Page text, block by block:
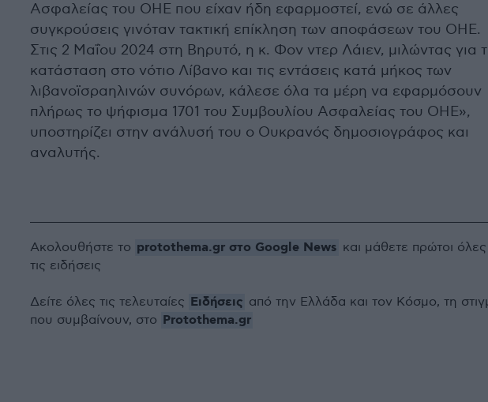
Ασφαλείας του ΟΗΕ που είχαν ήδη εφαρμοστεί, ενώ σε άλλες
συγκρούσεις γινόταν τακτική επίκληση των αποφάσεων του ΟΗΕ.
Στις 2 Μαΐου 2024 στη Βηρυτό, η κ. Φον ντερ Λάιεν, μιλώντας για
κατάσταση στο νότιο Λίβανο και τις εντάσεις κατά μήκος των
λιβανοϊσραηλινών συνόρων, κάλεσε όλα τα μέρη να εφαρμόσουν
πλήρως το ψήφισμα 1701 του Συμβουλίου Ασφαλείας του ΟΗΕ»,
υποστηρίζει στην ανάλυσή του ο Ουκρανός δημοσιογράφος και
αναλυτής.
Ακολουθήστε το protothema.gr στο Google News και μάθετε πρώτοι όλες
τις ειδήσεις
Δείτε όλες τις τελευταίες Ειδήσεις από την Ελλάδα και τον Κόσμο, τη
που συμβαίνουν, στο Protothema.gr